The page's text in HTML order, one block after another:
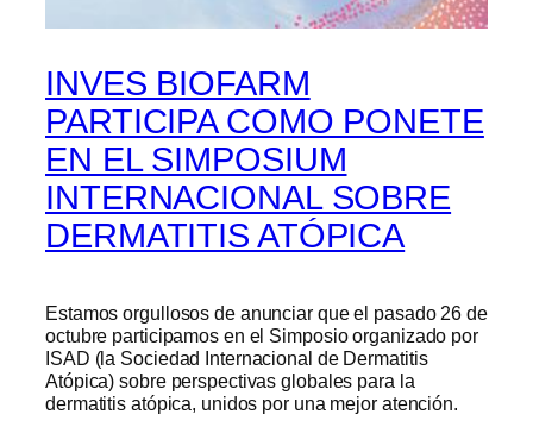
INVES BIOFARM
PARTICIPA COMO PONETE
EN EL SIMPOSIUM
INTERNACIONAL SOBRE
DERMATITIS ATÓPICA
Estamos orgullosos de anunciar que el pasado 26 de
octubre participamos en el Simposio organizado por
ISAD (la Sociedad Internacional de Dermatitis
Atópica) sobre perspectivas globales para la
dermatitis atópica, unidos por una mejor atención.